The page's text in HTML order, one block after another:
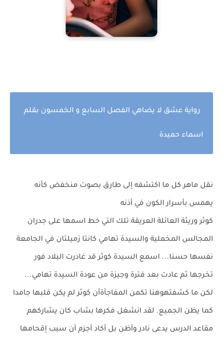
رواية عشق لا يضاهي الفصل السابع و الخمسون بقلم
اسماء حميدة
نقل ماهر كل ما اكتشفه إلى طارق بصوت منخفض كأنه
يهمس بأسرار الكون في أذنه
كوثر وريثة العائلة العريقة تلك التي خط اسمها على جدران
المجالس المخملية والسيدة تهامي كانتا زميلتان في الجامعة
نفسها حسنا... اسمع السيدة كوثر قد غادرت البلاد فور
تخرجها ثم عادت بعد فترة وجيزة من عودة السيدة تهامي...
لكن ما كشفتهوهنا تكمن المفاجأةأن كوثر لم يكن قلبها جامدا
كما يظن الجميع. لقد انشغل فكرها بشاب كان يشاركهم
مقاعد الدرس يدعى نادر وأظن بل أكاد أجزم أن سبب إقحامها